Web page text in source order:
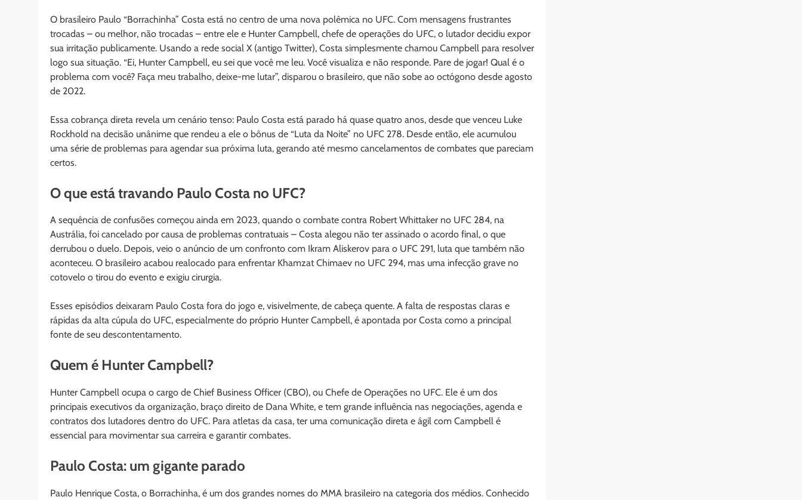
O brasileiro Paulo “Borrachinha” Costa está no centro de uma nova polêmica no UFC. Com mensagens frustrantes
trocadas – ou melhor, não trocadas – entre ele e Hunter Campbell, chefe de operações do UFC, o lutador decidiu expor
sua irritação publicamente. Usando a rede social X (antigo Twitter), Costa simplesmente chamou Campbell para resolver
logo sua situação. “Ei, Hunter Campbell, eu sei que você me leu. Você visualiza e não responde. Pare de jogar! Qual é o
problema com você? Faça meu trabalho, deixe-me lutar”, disparou o brasileiro, que não sobe ao octógono desde agosto
de 2022.
Essa cobrança direta revela um cenário tenso: Paulo Costa está parado há quase quatro anos, desde que venceu Luke
Rockhold na decisão unânime que rendeu a ele o bônus de “Luta da Noite” no UFC 278. Desde então, ele acumulou
uma série de problemas para agendar sua próxima luta, gerando até mesmo cancelamentos de combates que pareciam
certos.
O que está travando Paulo Costa no UFC?
A sequência de confusões começou ainda em 2023, quando o combate contra Robert Whittaker no UFC 284, na
Austrália, foi cancelado por causa de problemas contratuais – Costa alegou não ter assinado o acordo final, o que
derrubou o duelo. Depois, veio o anúncio de um confronto com Ikram Aliskerov para o UFC 291, luta que também não
aconteceu. O brasileiro acabou realocado para enfrentar Khamzat Chimaev no UFC 294, mas uma infecção grave no
cotovelo o tirou do evento e exigiu cirurgia.
Esses episódios deixaram Paulo Costa fora do jogo e, visivelmente, de cabeça quente. A falta de respostas claras e
rápidas da alta cúpula do UFC, especialmente do próprio Hunter Campbell, é apontada por Costa como a principal
fonte de seu descontentamento.
Quem é Hunter Campbell?
Hunter Campbell ocupa o cargo de Chief Business Officer (CBO), ou Chefe de Operações no UFC. Ele é um dos
principais executivos da organização, braço direito de Dana White, e tem grande influência nas negociações, agenda e
contratos dos lutadores dentro do UFC. Para atletas da casa, ter uma comunicação direta e ágil com Campbell é
essencial para movimentar sua carreira e garantir combates.
Paulo Costa: um gigante parado
Paulo Henrique Costa, o Borrachinha, é um dos grandes nomes do MMA brasileiro na categoria dos médios. Conhecido